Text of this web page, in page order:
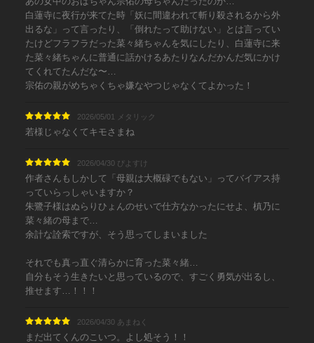
白蓮寺に夜行が来てた時「妖に間違われて斬り殺されるから外
出るな」って言ったり、「倒れたって助けない」とは言ってい
たけどフラフラだった菜々緒ちゃんを気にしたり、白蓮寺に来
た菜々緒ちゃんに普通に話かけるあたりなんだかんだ気にかけ
てくれてたんだな〜…
宗佑の親がめちゃくちゃ嫌なやつじゃなくてよかった！
2026/05/01 メタリック
若様じゃなくてキモさまね
2026/04/30 ぴよすけ
作者さんもしかして「母親は大概碌でもない」ってバイアス持
っていらっしゃいますか？
朱鷺子様はぬらりひょんのせいで仕方なかったにせよ、槙乃に
菜々緒の母まで…
余計な詮索ですが、そう思ってしまいました
それでも真っ直ぐ清らかに育った菜々緒…
自分もそう生きたいと思っているので、すごく勇気が出るし、
推せます…！！！
2026/04/30 あまねく
まだ出てくんのこいつ。よし処そう！！